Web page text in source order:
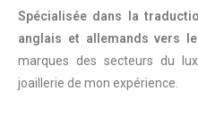
Spécialisée dans la
anglais et allemands vers
marques des secteurs du
joaillerie de mon expérience.